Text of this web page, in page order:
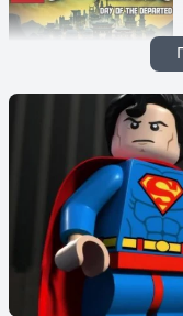
LEGO Ниндзяго: День